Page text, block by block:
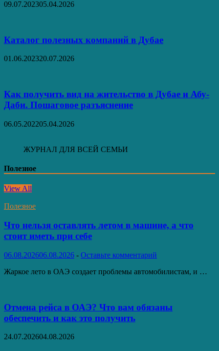
09.07.202305.04.2026
Каталог полезных компаний в Дубае
01.06.202320.07.2026
Как получить вид на жительство в Дубае и Абу-
Даби. Пошаговое разъяснение
06.05.202205.04.2026
ЖУРНАЛ ДЛЯ ВСЕЙ СЕМЬИ
Полезное
View All
Полезное
Что нельзя оставлять летом в машине, а что
стоит иметь при себе
06.08.202606.08.2026 - Оставьте комментарий
Жаркое лето в ОАЭ создает проблемы автомобилистам, и …
Отмена рейса в ОАЭ? Что вам обязаны
обеспечить и как это получить
24.07.202604.08.2026